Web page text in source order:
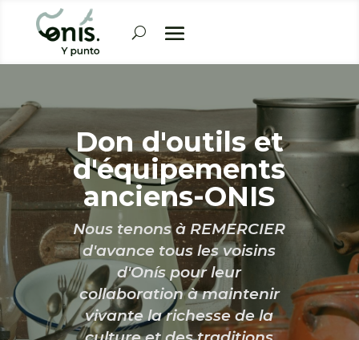
Don d'outils et
d'équipements
anciens-ONIS
Nous tenons à REMERCIER
d'avance tous les voisins
d'Onís pour leur
collaboration à maintenir
vivante la richesse de la